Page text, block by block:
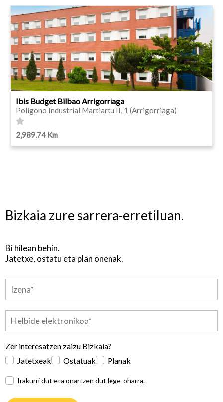
Ibis Budget Bilbao Arrigorriaga
Polígono Industrial Martiartu II, 1 (Arrigorriaga)
2,989.74 Km
Bizkaia zure sarrera-erretiluan.
Bi hilean behin.
Jatetxe, ostatu eta plan onenak.
Zer interesatzen zaizu Bizkaia?
Jatetxeak
Ostatuak Planak
Irakurri dut eta onartzen dutlege-oharra.